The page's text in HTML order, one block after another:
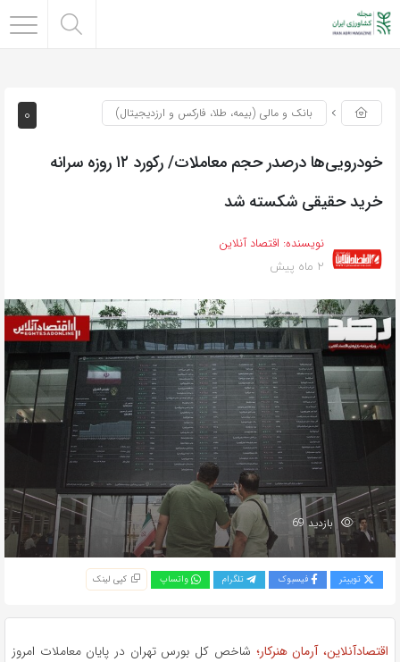
0 بانک و مالی (بیمه، طلا، فارکس و ارزدیجیتال)
خودرویی‌ها درصدر حجم معاملات/ رکورد ۱۲ روزه سرانه
خرید حقیقی شکسته شد
نویسنده: اقتصاد آنلاین
2 ماه پیش
بازدید 69
توییتر فیسبوک تلگرام واتساپ کپی لینک
اقتصادآنلاین، آرمان هنرکار؛ شاخص کل بورس تهران در پایان معاملات امروز